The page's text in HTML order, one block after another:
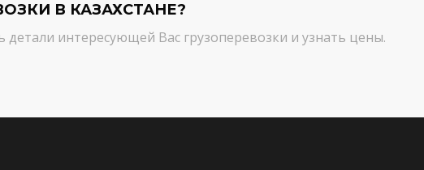
В КАЗАХСТАНЕ?
интересующей Вас грузоперевозки и узнать цены.